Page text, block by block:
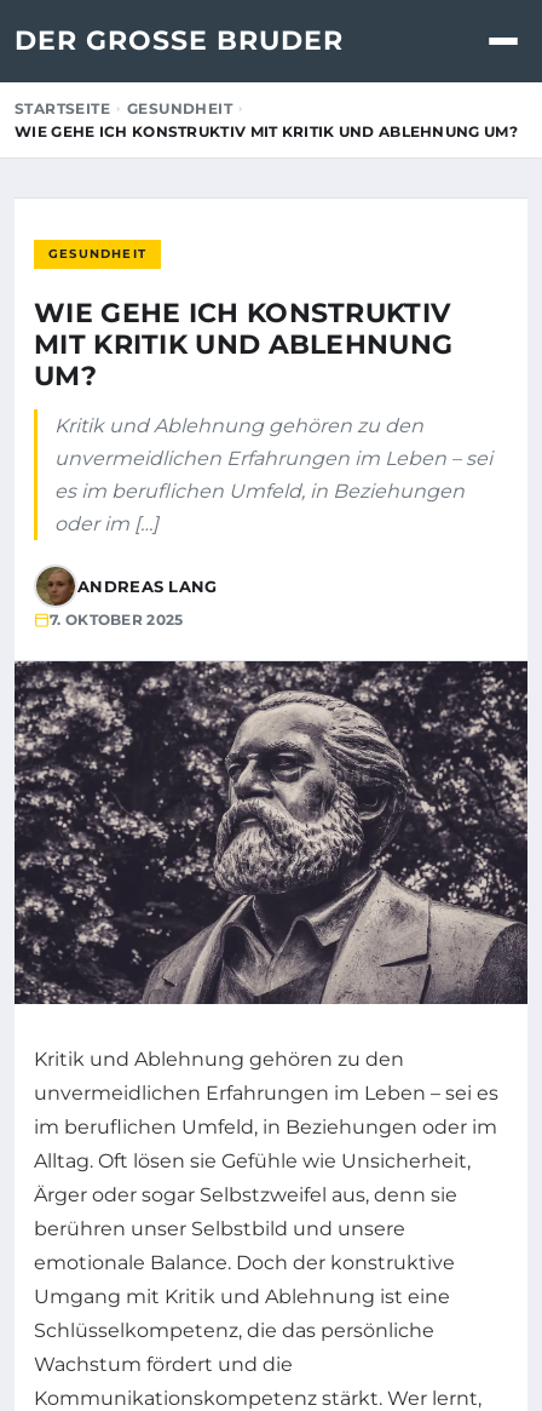
DER GROSSE BRUDER
STARTSEITE
GESUNDHEIT
WIE GEHE ICH KONSTRUKTIV MIT KRITIK UND ABLEHNUNG UM?
GESUNDHEIT
WIE GEHE ICH KONSTRUKTIV
MIT KRITIK UND ABLEHNUNG
UM?
Kritik und Ablehnung gehören zu den
unvermeidlichen Erfahrungen im Leben – sei
es im beruflichen Umfeld, in Beziehungen
oder im […]
ANDREAS LANG
7. OKTOBER 2025
Kritik und Ablehnung gehören zu den
unvermeidlichen Erfahrungen im Leben – sei es
im beruflichen Umfeld, in Beziehungen oder im
Alltag. Oft lösen sie Gefühle wie Unsicherheit,
Ärger oder sogar Selbstzweifel aus, denn sie
berühren unser Selbstbild und unsere
emotionale Balance. Doch der konstruktive
Umgang mit Kritik und Ablehnung ist eine
Schlüsselkompetenz, die das persönliche
Wachstum fördert und die
Kommunikationskompetenz stärkt. Wer lernt,